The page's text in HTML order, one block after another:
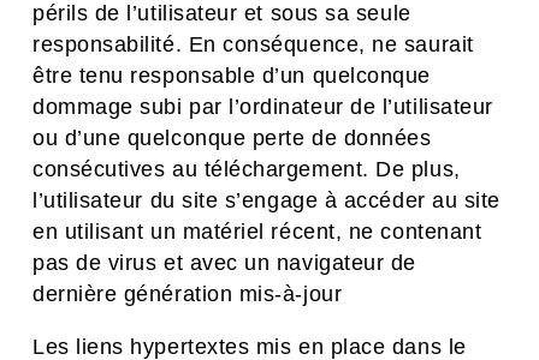
périls de l’utilisateur et sous sa seule
responsabilité. En conséquence, ne saurait
être tenu responsable d’un quelconque
dommage subi par l’ordinateur de l’utilisateur
ou d’une quelconque perte de données
consécutives au téléchargement. De plus,
l’utilisateur du site s’engage à accéder au site
en utilisant un matériel récent, ne contenant
pas de virus et avec un navigateur de
dernière génération mis-à-jour
Les liens hypertextes mis en place dans le